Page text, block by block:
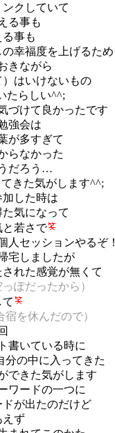
クしていて
る事も
事も
幸福度を上げるため
きながら
はいけないもの
たらしい^^;
づけて良かったです
強会は
が多すぎて
らなかった
だろう…
きた気がします^^;
した時は
気になって
と若さで
人セッションやるぞ！
宅しましたが
れた感覚が無くて
ぽだったから）
宿を休んだので）
書いている時に
分の中に入ってきた
できた気がします
ワードの一つに
ドが出たのだけど
えず